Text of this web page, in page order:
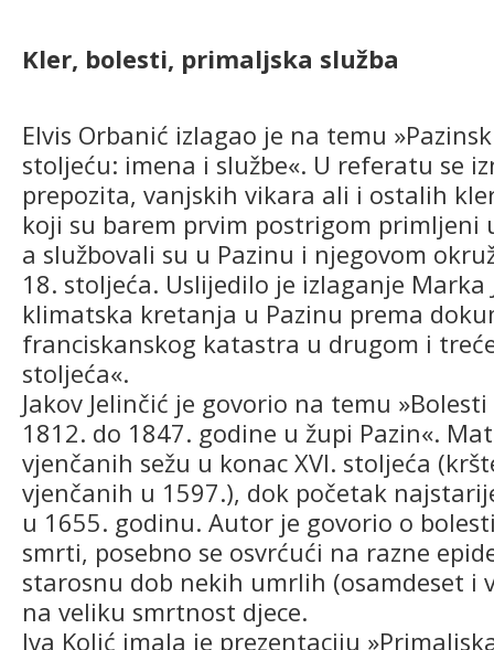
Kler, bolesti, primaljska služba
Elvis Orbanić izlagao je na temu
stoljeću: imena i službe«. U referatu se
prepozita, vanjskih vikara ali i ostalih
koji su barem prvim postrigom primljeni
a službovali su u Pazinu i njegovom
18. stoljeća. Uslijedilo je izlaganje Marka
klimatska kretanja u Pazinu prema
franciskanskog katastra u drugom i
stoljeća«.
Jakov Jelinčić je govorio na temu
1812. do 1847. godine u župi Pazin«.
vjenčanih sežu u konac XVI. stoljeća
vjenčanih u 1597.), dok početak
u 1655. godinu. Autor je govorio o
smrti, posebno se osvrćući na razne
starosnu dob nekih umrlih (osamdeset i
na veliku smrtnost djece.
Iva Kolić imala je prezentaciju